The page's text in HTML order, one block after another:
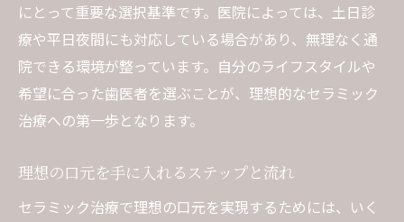
にとって重要な選択基準です。医院によっては、土日診
療や平日夜間にも対応している場合があり、無理なく通
院できる環境が整っています。自分のライフスタイルや
希望に合った歯医者を選ぶことが、理想的なセラミック
治療への第一歩となります。
理想の口元を手に入れるステップと流れ
セラミック治療で理想の口元を実現するためには、いく